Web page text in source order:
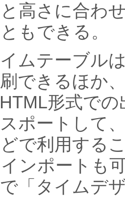
高さに合わ
もできる。
ムテーブル
できるほか
形式で
ポートして
で利用する
ンポートも
「タイムデ